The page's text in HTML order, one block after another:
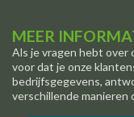
MEER
Als je vragen hebt over
voor dat je onze
bedrijfsgegevens,
verschillende manieren